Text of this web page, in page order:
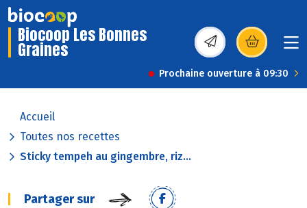
Biocoop Les Bonnes
Graines (s’ouvre dans une
Prochaine ouverture à 09:30
Accueil
Toutes nos recettes
Sticky tempeh au gingembre, riz...
Partager sur